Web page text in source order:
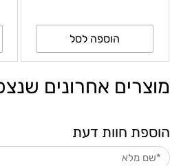
הוספה לסל
מוצרים אחרונים
הוספת חוות דעת